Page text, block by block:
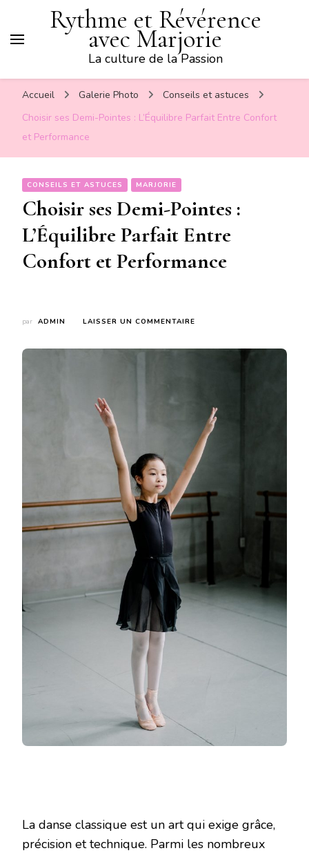
Rythme et Révérence
avec Marjorie
La culture de la Passion
Accueil Galerie Photo
Conseils et astuces
Choisir ses Demi-Pointes : L’Équilibre Parfait Entre Confort
et Performance
CONSEILS ET ASTUCES MARJORIE
Choisir ses Demi-Pointes :
L’Équilibre Parfait Entre
Confort et Performance
par ADMIN LAISSER UN COMMENTAIRE
PARFAIT
ENTRE
CONFORT
ET
PERFORMANCE
La danse classique est un art qui exige grâce,
précision et technique. Parmi les nombreux